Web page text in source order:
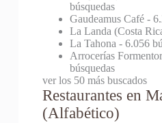
búsquedas
Gaudeamus Café-
La Landa (Costa
La Tahona - 6.056
Arrocerías
búsquedas
ver los 50 más buscados
Restaurantes en
(Alfabético)